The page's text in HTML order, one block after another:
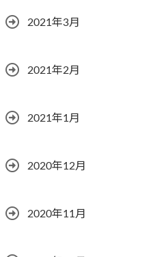
2021年3月
2021年2月
2021年1月
2020年12月
2020年11月